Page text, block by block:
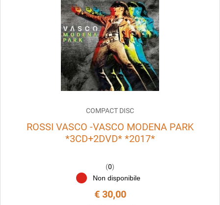
COMPACT DISC
ROSSI VASCO -VASCO MODENA PARK
*3CD+2DVD* *2017*
(0)
Non disponibile
€ 30,00